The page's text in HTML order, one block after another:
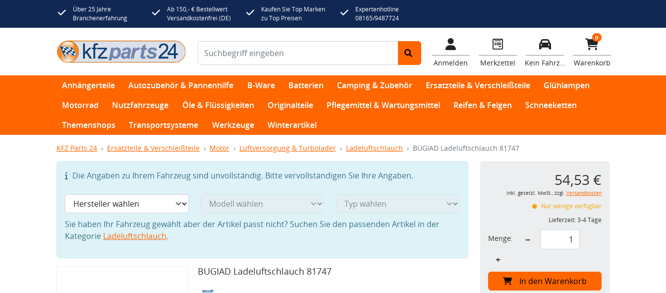
Über 25 Jahre
Branchenerfahrung
Ab 150,- € Bestellwert
Versandkostenfrei (DE)
Kaufen Sie Top Marken
zu Top Preisen
Expertenhotline
08165/9487724
Anmelden Merkzettel Kein Fahrzeug
0
Warenkorb
Anhängerteile Autozubehör & Pannenhilfe B-Ware Batterien Camping & Zubehör Ersatzteile & Verschleißteile
Glühlampen
Motorrad
Nutzfahrzeuge Öle & Flüssigkeiten Originalteile Pflegemittel & Wartungsmittel Reifen & Felgen
Schneeketten
Themenshops
Transportsysteme Werkzeuge Winterartikel
KFZ Parts 24 Ersatzteile & Verschleißteile Motor Luftversorgung & Turbolader Ladeluftschlauch BUGIAD Ladeluftschlauch 81747
Die Angaben zu Ihrem Fahrzeug sind unvollständig. Bitte vervollständigen Sie Ihre Angaben.
Sie haben Ihr Fahrzeug gewählt aber der Artikel passt nicht? Suchen Sie den passenden Artikel in der
Kategorie Ladeluftschlauch.
BUGIAD Ladeluftschlauch 81747
54,53 €
inkl. gesetzl. MwSt., zzgl. Versandkosten
Nur wenige verfügbar
Lieferzeit:3-4 Tage
Menge:
−
+
In den Warenkorb